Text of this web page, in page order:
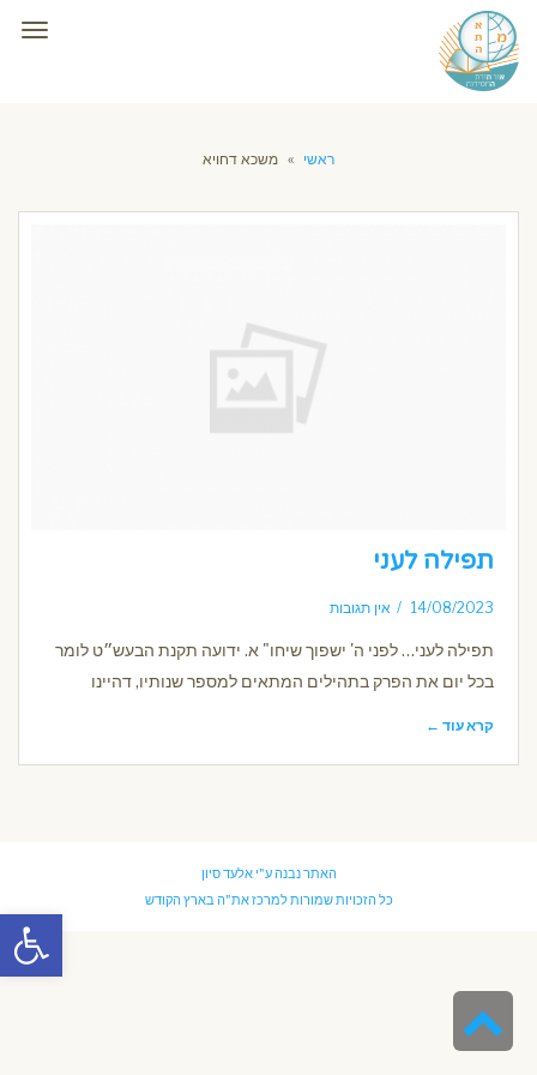
פתח
ראשי » משכא דחויא
תפילה לעני
14/08/2023 אין תגובות
תפילה לעני… לפני ה' ישפוך שיחו" א. ידועה תקנת הבעש״ט לומר
בכל יום את הפרק בתהילים המתאים למספר שנותיו, דהיינו
קרא עוד ←
האתר נבנה ע"יאלעד סיון
כל הזכויות שמורות למרכז את"ה בארץ הקודש
לראש